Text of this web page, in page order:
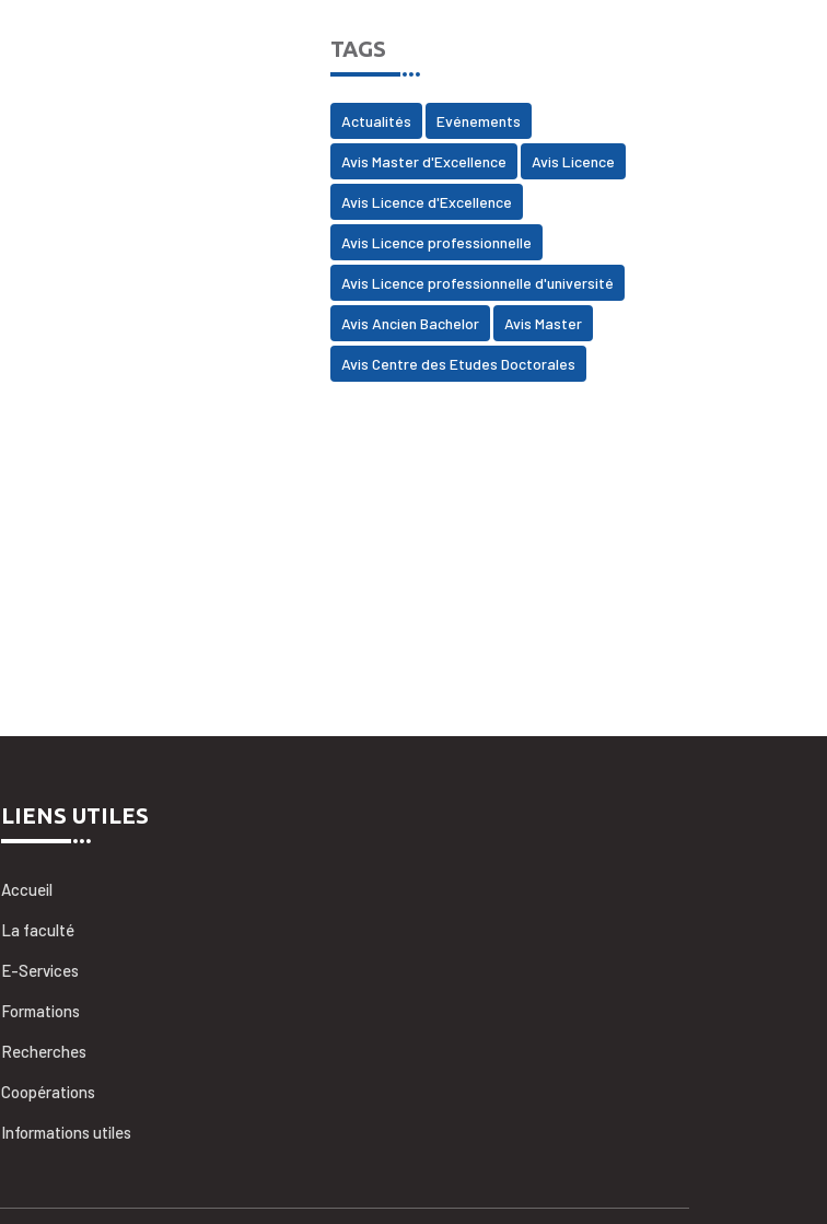
TAGS
Actualités Evénements
Avis Master d'Excellence Avis Licence
Avis Licence d'Excellence
Avis Licence professionnelle
Avis Licence professionnelle d'université
Avis Ancien Bachelor Avis Master
Avis Centre des Etudes Doctorales
LIENS UTILES
Accueil
La faculté
E-Services
Formations
Recherches
Coopérations
Informations utiles